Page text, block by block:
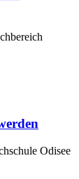
Odisee